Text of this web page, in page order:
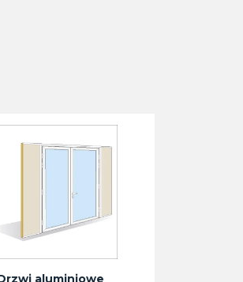
aluminiowe